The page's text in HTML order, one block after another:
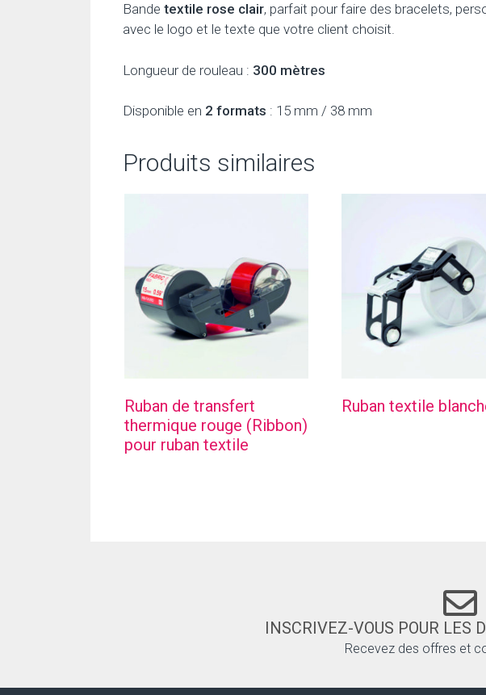
Bande textile rose clair, parfait pour faire des bracelets,
avec le logo et le texte que votre client choisit.
Longueur de rouleau : 300 mètres
Disponible en 2 formats : 15 mm / 38 mm
Produits similaires
Ruban de transfert
thermique rouge (Ribbon)
pour ruban textile
Ruban textile
INSCRIVEZ-VOUS POUR LES
Recevez des offres et